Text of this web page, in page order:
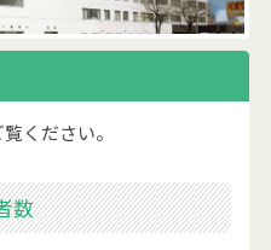
ください。
数